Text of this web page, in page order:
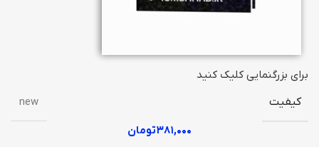
برای بزرگنمایی کلیک کنید
کیفیت
new
۳۸۱,۰۰۰تومان